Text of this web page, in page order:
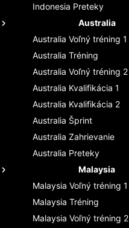
Indonesia Preteky
Australia
Australia Voľný tréning 1
Australia Tréning
Australia Voľný tréning 2
Australia Kvalifikácia 1
Australia Kvalifikácia 2
Australia Šprint
Australia Zahrievanie
Australia Preteky
Malaysia
Malaysia Voľný tréning 1
Malaysia Tréning
Malaysia Voľný tréning 2